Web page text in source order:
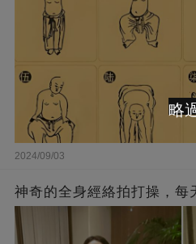
2024/09/03
神奇的全身經絡拍打操，每
略